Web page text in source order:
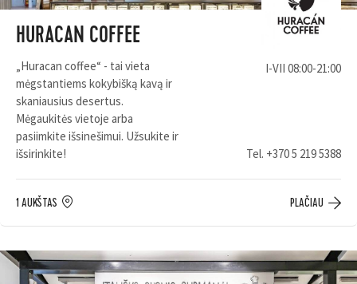
HURACAN COFFEE
„Huracan coffee“ - tai vieta
mėgstantiems kokybišką kavą ir
skaniausius desertus.
Mėgaukitės vietoje arba
pasiimkite išsinešimui. Užsukite ir
išsirinkite!
I-VII 08:00-21:00
Tel. +370 5 219 5388
1 AUKŠTAS PLAČIAU